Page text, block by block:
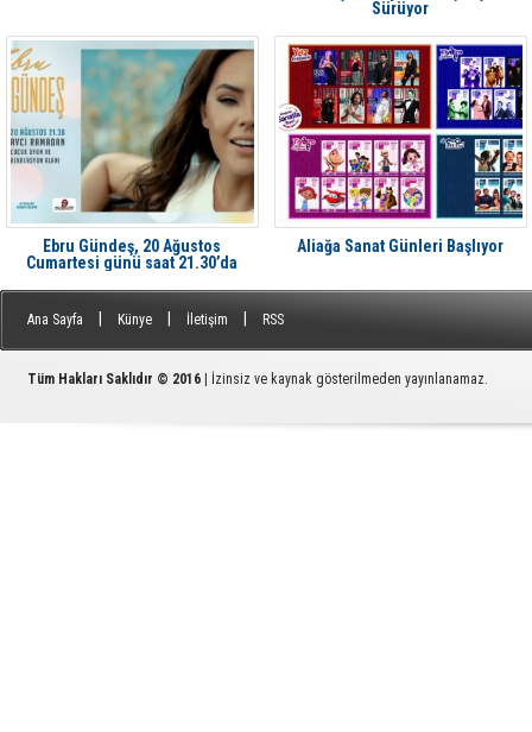
Sürüyor
Ebru Gündeş, 20 Ağustos
Cumartesi günü saat 21.30’da
Aliağa Sanat Günleri Başlıyor
Ana Sayfa Künye İletişim RSS
Tüm Hakları Saklıdır © 2016 | İzinsiz ve kaynak gösterilmeden yayınlanamaz.